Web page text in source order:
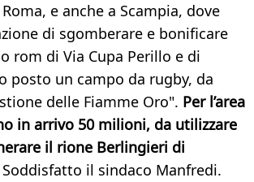
e anche a Scampia, dove
di sgomberare e bonificare
rom di Via Cupa Perillo e di
posto un campo da rugby, da
delle Fiamme Oro". Per l’area
in arrivo 50 milioni, da utilizzare
il rione Berlingieri di
Soddisfatto il sindaco Manfredi.